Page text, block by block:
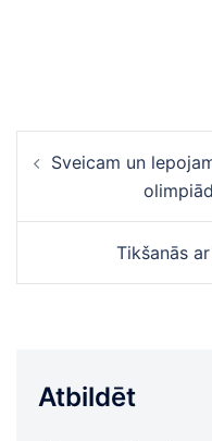
navigācija
Sveicam un
Tikšanās
Atbildēt